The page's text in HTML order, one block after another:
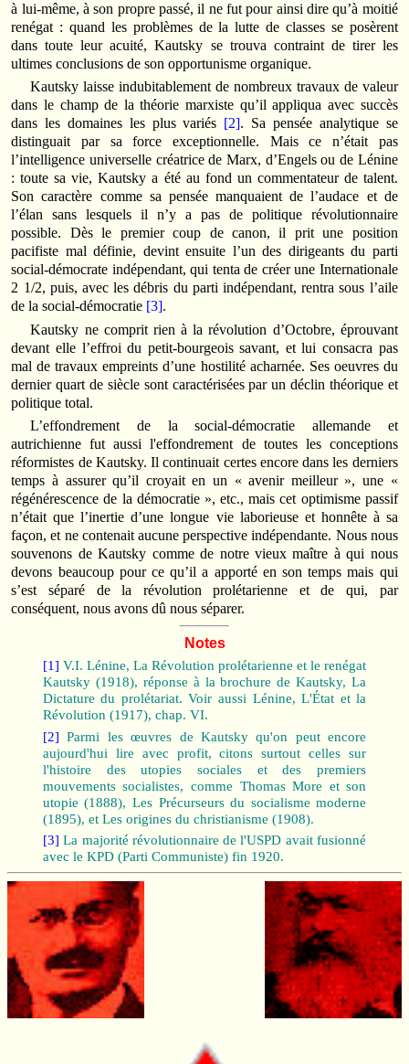
à lui-même, à son propre passé, il ne fut pour ainsi dire qu’à moitié
renégat : quand les problèmes de la lutte de classes se posèrent
dans toute leur acuité, Kautsky se trouva contraint de tirer les
ultimes conclusions de son opportunisme organique.
Kautsky laisse indubitablement de nombreux travaux de valeur
dans le champ de la théorie marxiste qu’il appliqua avec succès
dans les domaines les plus variés [2]. Sa pensée analytique se
distinguait par sa force exceptionnelle. Mais ce n’était pas
l’intelligence universelle créatrice de Marx, d’Engels ou de Lénine
: toute sa vie, Kautsky a été au fond un commentateur de talent.
Son caractère comme sa pensée manquaient de l’audace et de
l’élan sans lesquels il n’y a pas de politique révolutionnaire
possible. Dès le premier coup de canon, il prit une position
pacifiste mal définie, devint ensuite l’un des dirigeants du parti
social-démocrate indépendant, qui tenta de créer une Internationale
2 1/2, puis, avec les débris du parti indépendant, rentra sous l’aile
de la social-démocratie [3].
Kautsky ne comprit rien à la révolution d’Octobre, éprouvant
devant elle l’effroi du petit-bourgeois savant, et lui consacra pas
mal de travaux empreints d’une hostilité acharnée. Ses oeuvres du
dernier quart de siècle sont caractérisées par un déclin théorique et
politique total.
L’effondrement de la social-démocratie allemande et
autrichienne fut aussi l'effondrement de toutes les conceptions
réformistes de Kautsky. Il continuait certes encore dans les derniers
temps à assurer qu’il croyait en un « avenir meilleur », une «
régénérescence de la démocratie », etc., mais cet optimisme passif
n’était que l’inertie d’une longue vie laborieuse et honnête à sa
façon, et ne contenait aucune perspective indépendante. Nous nous
souvenons de Kautsky comme de notre vieux maître à qui nous
devons beaucoup pour ce qu’il a apporté en son temps mais qui
s’est séparé de la révolution prolétarienne et de qui, par
conséquent, nous avons dû nous séparer.
Notes
[1] V.I. Lénine, La Révolution prolétarienne et le renégat
Kautsky (1918), réponse à la brochure de Kautsky, La
Dictature du prolétariat. Voir aussi Lénine, L'État et la
Révolution (1917), chap. VI.
[2] Parmi les œuvres de Kautsky qu'on peut encore
aujourd'hui lire avec profit, citons surtout celles sur
l'histoire des utopies sociales et des premiers
mouvements socialistes, comme Thomas More et son
utopie (1888), Les Précurseurs du socialisme moderne
(1895), et Les origines du christianisme (1908).
[3] La majorité révolutionnaire de l'USPD avait fusionné
avec le KPD (Parti Communiste) fin 1920.